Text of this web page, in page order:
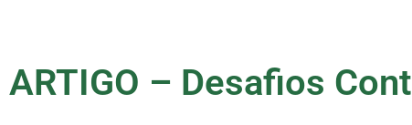
ARTIGO – Desafios